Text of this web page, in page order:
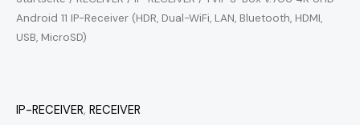
Android 11 IP-Receiver (HDR, Dual-WiFi, LAN, Bluetooth, HDMI,
USB, MicroSD)
IP-RECEIVER, RECEIVER
LAN,
Bluetooth,
MicroSD)